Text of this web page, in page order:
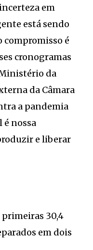
em
está sendo
compromisso é
cronogramas
da
da Câmara
a pandemia
é nossa
e liberar
primeiras 30,4
em dois